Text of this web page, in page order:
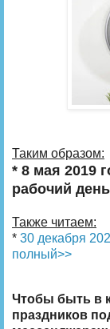
Таким образом:
* 8 мая 2019
рабочий
Также читаем:
* 30 декабря
полный>>
Чтобы быть в
праздников